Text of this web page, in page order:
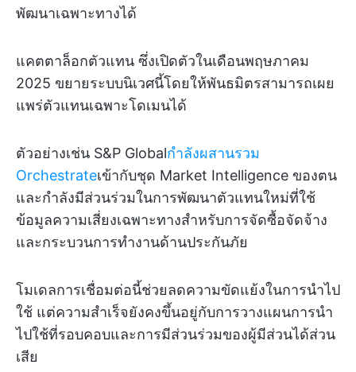
พัฒนาเฉพาะทางได้
แคตตาล็อกตัวแทน ซึ่งเปิดตัวในเดือนพฤษภาคม
2025 ขยายระบบนิเวศนี้โดยให้พันธมิตรสามารถเผย
แพร่ตัวแทนเฉพาะโดเมนได้
ตัวอย่างเช่น S&P Globalกำลังผสานรวม
Orchestrateเข้ากับชุด Market Intelligence ของตน
และกำลังมีส่วนร่วมในการพัฒนาตัวแทนใหม่ที่ใช้
ข้อมูลความเสี่ยงเฉพาะทางสำหรับการจัดซื้อจัดจ้าง
และกระบวนการทำงานด้านประกันภัย
โมเดลการเชื่อมต่อนี้ช่วยลดความขัดแย้งในการนำไป
ใช้ แต่ความสำเร็จยังคงขึ้นอยู่กับการวางแผนการนำ
ไปใช้ที่รอบคอบและการมีส่วนร่วมของผู้มีส่วนได้ส่วน
เสีย